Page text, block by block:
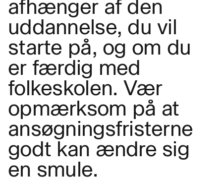
afhænger af den
uddannelse, du vil
starte på, og om du
er færdig med
folkeskolen. Vær
opmærksom på at
ansøgningsfristerne
godt kan ændre sig
en smule.